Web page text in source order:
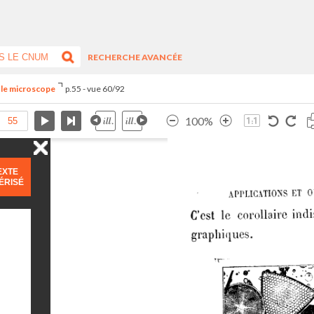
RECHERCHE AVANCÉE
le microscope p.55 - vue 60/92
100%